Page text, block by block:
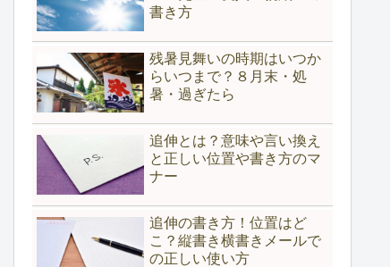
書き方
残暑見舞いの時期はいつか
らいつまで？８月末・処
暑・過ぎたら
追伸とは？意味や言い換え
と正しい位置や書き方のマ
ナー
追伸の書き方！位置はど
こ？縦書き横書きメールで
の正しい使い方